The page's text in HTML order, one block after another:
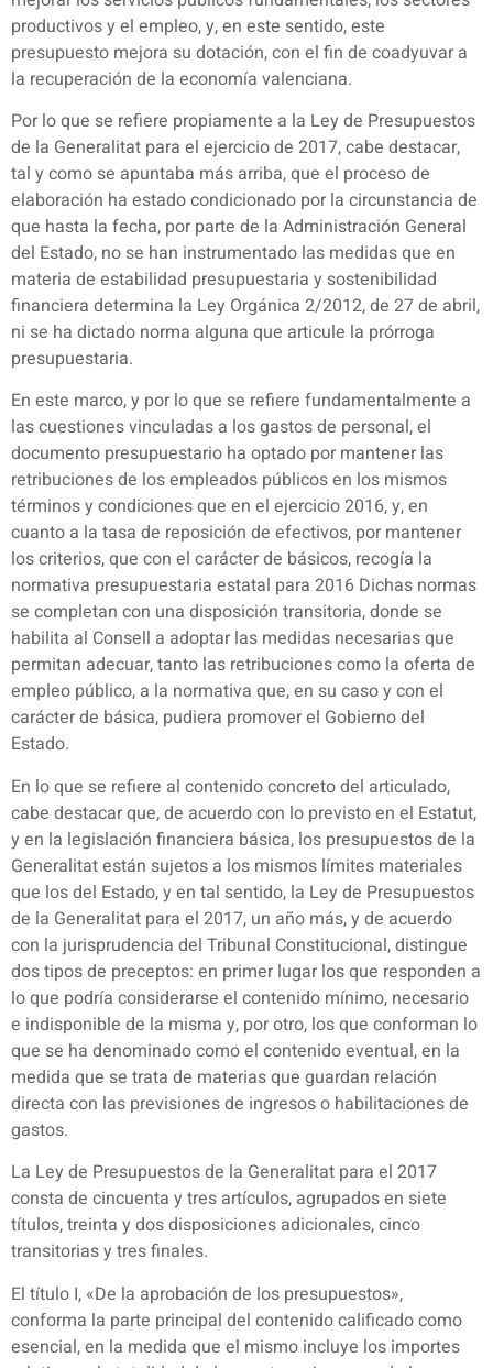
productivos y el empleo, y, en este sentido, este
presupuesto mejora su dotación, con el fin de coadyuvar a
la recuperación de la economía valenciana.
Por lo que se refiere propiamente a la Ley de Presupuestos
de la Generalitat para el ejercicio de 2017, cabe destacar,
tal y como se apuntaba más arriba, que el proceso de
elaboración ha estado condicionado por la circunstancia de
que hasta la fecha, por parte de la Administración General
del Estado, no se han instrumentado las medidas que en
materia de estabilidad presupuestaria y sostenibilidad
financiera determina la Ley Orgánica 2/2012, de 27 de abril,
ni se ha dictado norma alguna que articule la prórroga
presupuestaria.
En este marco, y por lo que se refiere fundamentalmente a
las cuestiones vinculadas a los gastos de personal, el
documento presupuestario ha optado por mantener las
retribuciones de los empleados públicos en los mismos
términos y condiciones que en el ejercicio 2016, y, en
cuanto a la tasa de reposición de efectivos, por mantener
los criterios, que con el carácter de básicos, recogía la
normativa presupuestaria estatal para 2016 Dichas normas
se completan con una disposición transitoria, donde se
habilita al Consell a adoptar las medidas necesarias que
permitan adecuar, tanto las retribuciones como la oferta de
empleo público, a la normativa que, en su caso y con el
carácter de básica, pudiera promover el Gobierno del
Estado.
En lo que se refiere al contenido concreto del articulado,
cabe destacar que, de acuerdo con lo previsto en el Estatut,
y en la legislación financiera básica, los presupuestos de la
Generalitat están sujetos a los mismos límites materiales
que los del Estado, y en tal sentido, la Ley de Presupuestos
de la Generalitat para el 2017, un año más, y de acuerdo
con la jurisprudencia del Tribunal Constitucional, distingue
dos tipos de preceptos: en primer lugar los que responden a
lo que podría considerarse el contenido mínimo, necesario
e indisponible de la misma y, por otro, los que conforman lo
que se ha denominado como el contenido eventual, en la
medida que se trata de materias que guardan relación
directa con las previsiones de ingresos o habilitaciones de
gastos.
La Ley de Presupuestos de la Generalitat para el 2017
consta de cincuenta y tres artículos, agrupados en siete
títulos, treinta y dos disposiciones adicionales, cinco
transitorias y tres finales.
El título I, «De la aprobación de los presupuestos»,
conforma la parte principal del contenido calificado como
esencial, en la medida que el mismo incluye los importes